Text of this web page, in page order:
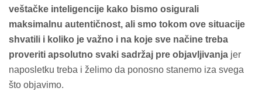
veštačke inteligencije kako bismo osigurali
maksimalnu autentičnost, ali smo tokom ove situacije
shvatili i koliko je važno i na koje sve načine treba
proveriti apsolutno svaki sadržaj pre objavljivanja jer
naposletku treba i želimo da ponosno stanemo iza svega
što objavimo.